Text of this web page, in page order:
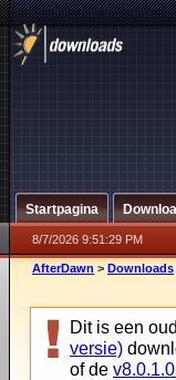
Startpagina
8/7/2026 9:51:29 PM
AfterDawn > Downloads
Dit is een
versie)
of de